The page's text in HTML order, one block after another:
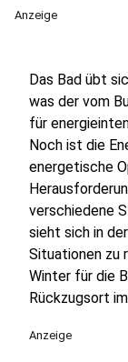
Anzeige
Das Bad übt
was der vom
für
Noch ist die
energetische
verschiedene
sieht sich in
Situationen zu
Winter für die
Rückzugsort
Anzeige